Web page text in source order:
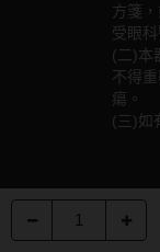
方箋
受眼
(二)本
不得
瘍。
(三)如